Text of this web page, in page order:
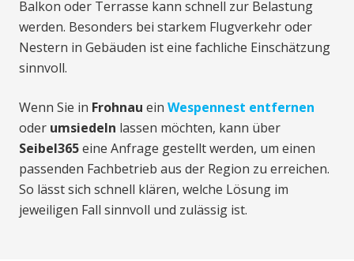
Balkon oder Terrasse kann schnell zur Belastung
werden. Besonders bei starkem Flugverkehr oder
Nestern in Gebäuden ist eine fachliche Einschätzung
sinnvoll.
Wenn Sie in Frohnau ein Wespennest entfernen
oder umsiedeln lassen möchten, kann über
Seibel365eine Anfrage gestellt werden, um einen
passenden Fachbetrieb aus der Region zu erreichen.
So lässt sich schnell klären, welche Lösung im
jeweiligen Fall sinnvoll und zulässig ist.